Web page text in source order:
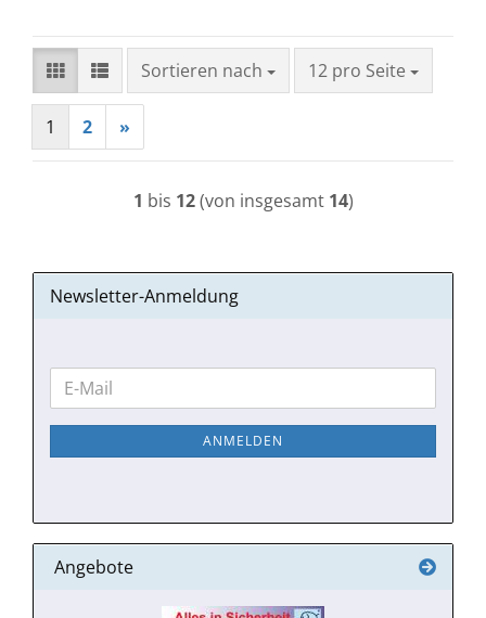
Sortieren nach
Sortieren nach 12 pro Seite
pro Seite
1 2 »
1 bis 12(von insgesamt 14)
Newsletter-Anmeldung
WEITER
ZUR
NEWSLETTER-
E-
Mail
ANMELDEN
Angebote